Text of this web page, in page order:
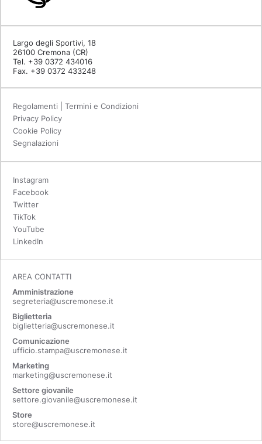
Largo degli Sportivi, 18
26100 Cremona (CR)
Tel. +39 0372 434016
Fax. +39 0372 433248
Regolamenti | Termini e Condizioni
Privacy Policy
Cookie Policy
Segnalazioni
Instagram
Facebook
Twitter
TikTok
YouTube
LinkedIn
AREA CONTATTI
Amministrazione
segreteria@uscremonese.it
Biglietteria
biglietteria@uscremonese.it
Comunicazione
ufficio.stampa@uscremonese.it
Marketing
marketing@uscremonese.it
Settore giovanile
settore.giovanile@uscremonese.it
Store
store@uscremonese.it